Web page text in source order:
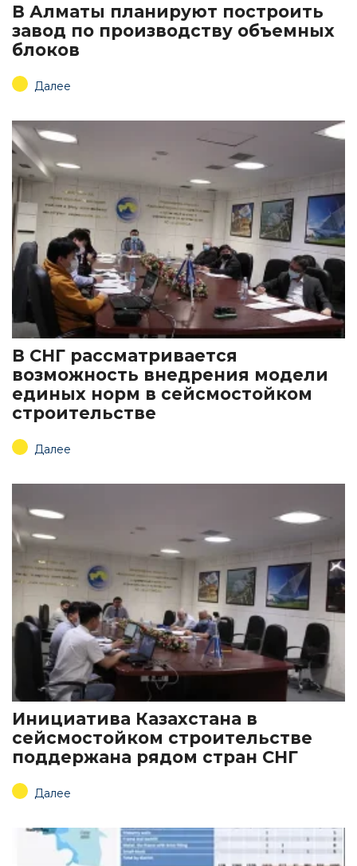
В Алматы планируют построить
завод по производству объемных
блоков
Далее
В СНГ рассматривается
возможность внедрения модели
единых норм в сейсмостойком
строительстве
Далее
Инициатива Казахстана в
сейсмостойком строительстве
поддержана рядом стран СНГ
Далее